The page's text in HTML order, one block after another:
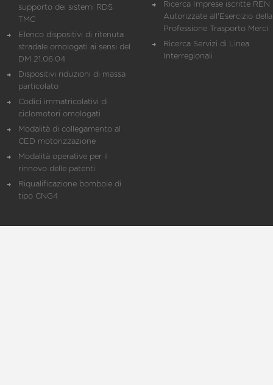
supporto dei sistemi RDS
TMC
Elenco dispositivi di ritenuta
stradale omologati ai sensi del
DM 21.06.04
Dispositivi riduzioni di massa
particolato
Codici immatricolativi di
ciclomotori omologati
Modalità di collegamento al
CED motorizzazione
Modalità operative per il
rinnovo delle patenti
Riqualificazione bombole di
tipo CNG4
Ricerca Imprese iscritte REN
Autorizzate all'Esercizio della
Professione Trasporto Merci
Ricerca Servizi di Linea
Interregionali